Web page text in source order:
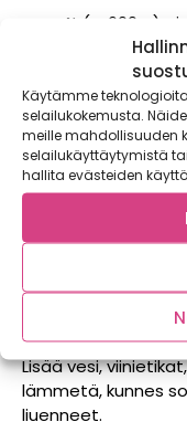
Käytämme
selailukokemusta.
meille mahdollisuuden
selailukäyttäytymistä
hallita evästeiden
½ (n. 600 g)
3 dl vettä
3 dl
2 dl
½ dl sokeria
1 rkl suolaa
6 kpl
4 kpl
3 cm pala
2 rkl
2 rkl
2 siivua
Lisää vesi,
lämmetä, kunnes
liuenneet.